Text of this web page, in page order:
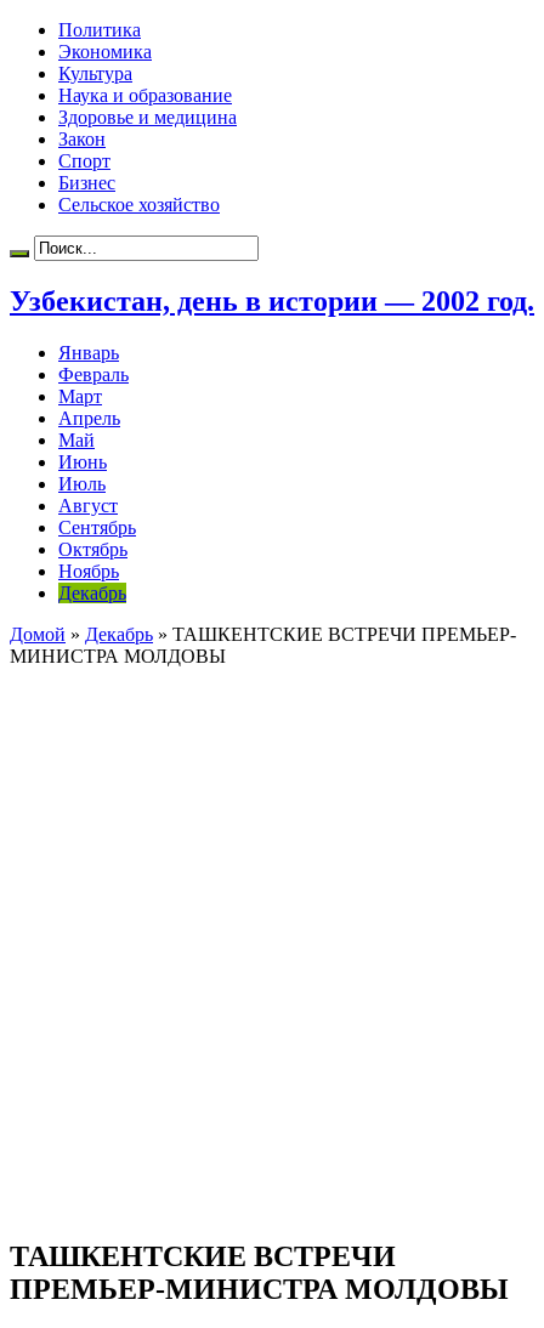
Политика
Экономика
Культура
Наука и образование
Здоровье и медицина
Закон
Спорт
Бизнес
Сельское хозяйство
Узбекистан, день в истории — 2002 год.
Январь
Февраль
Март
Апрель
Май
Июнь
Июль
Август
Сентябрь
Октябрь
Ноябрь
Декабрь
Домой » Декабрь » ТАШКЕНТСКИЕ ВСТРЕЧИ ПРЕМЬЕР-
МИНИСТРА МОЛДОВЫ
ТАШКЕНТСКИЕ ВСТРЕЧИ
ПРЕМЬЕР-МИНИСТРА МОЛДОВЫ